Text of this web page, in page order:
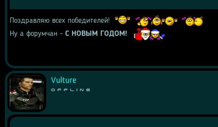
Поздравляю всех победителей!
Ну а форумчан - С НОВЫМ ГОДОМ!
Vulture
Offline